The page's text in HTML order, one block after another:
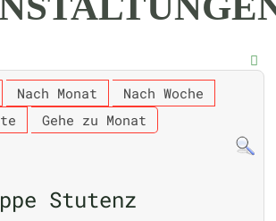
Nach Monat
Nach Woche
Gehe zu Monat
Stutenz